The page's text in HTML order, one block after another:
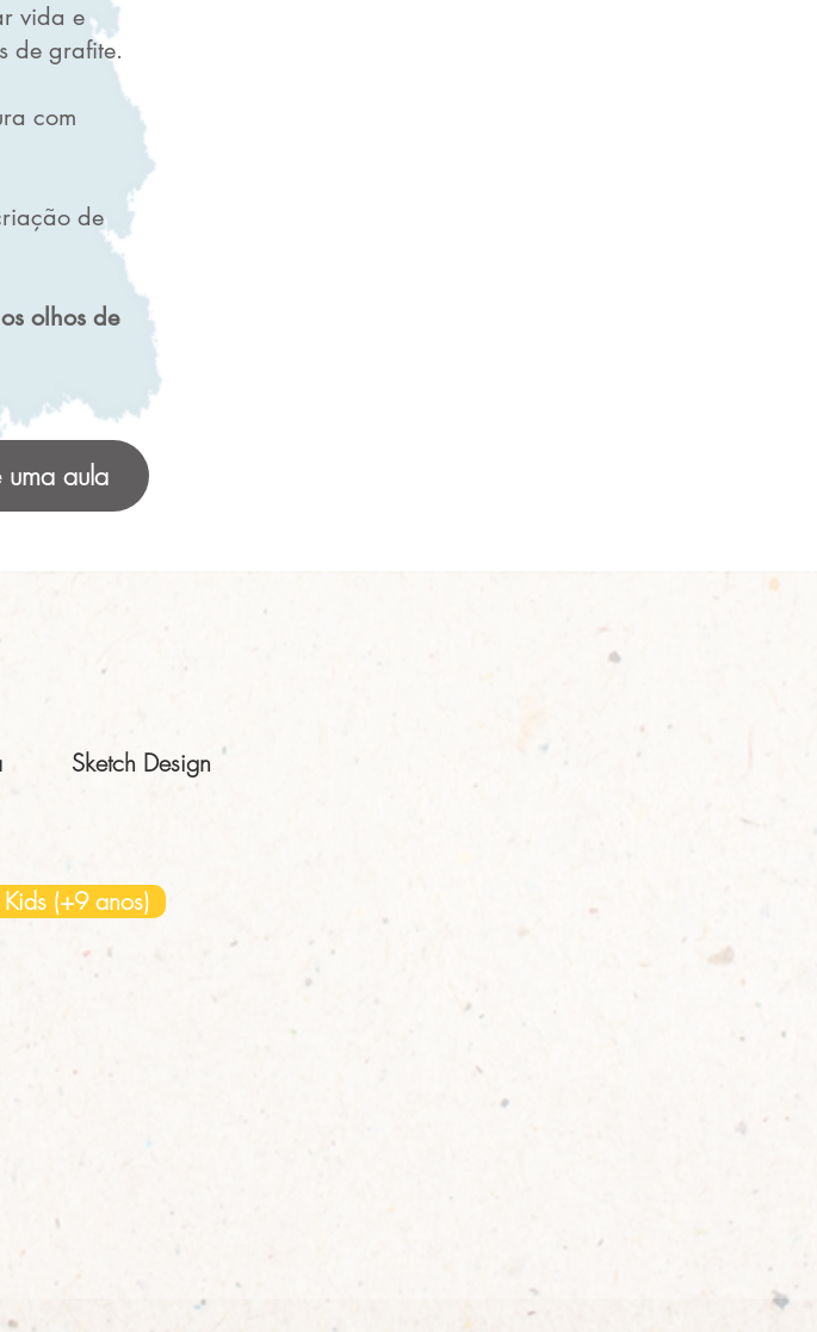
vida e
de grafite.
com
de
olhos de
aula
Sketch Design
Kids (+9 anos)